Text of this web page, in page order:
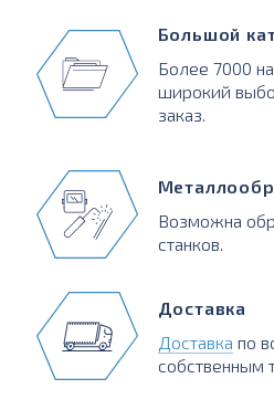
Большой
Более 7000
широкий
заказ.
Возможна
станков.
Доставка
Доставка по
собственным